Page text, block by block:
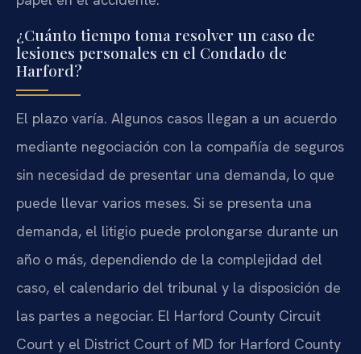
¿Cuánto tiempo toma resolver un caso de
lesiones personales en el Condado de
Harford?
El plazo varía. Algunos casos llegan a un acuerdo
mediante negociación con la compañía de seguros
sin necesidad de presentar una demanda, lo que
puede llevar varios meses. Si se presenta una
demanda, el litigio puede prolongarse durante un
año o más, dependiendo de la complejidad del
caso, el calendario del tribunal y la disposición de
las partes a negociar. El Harford County Circuit
Court y el District Court of MD for Harford County